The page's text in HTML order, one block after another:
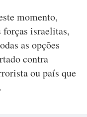
momento,
forças israelitas,
as opções
contra
ou país que